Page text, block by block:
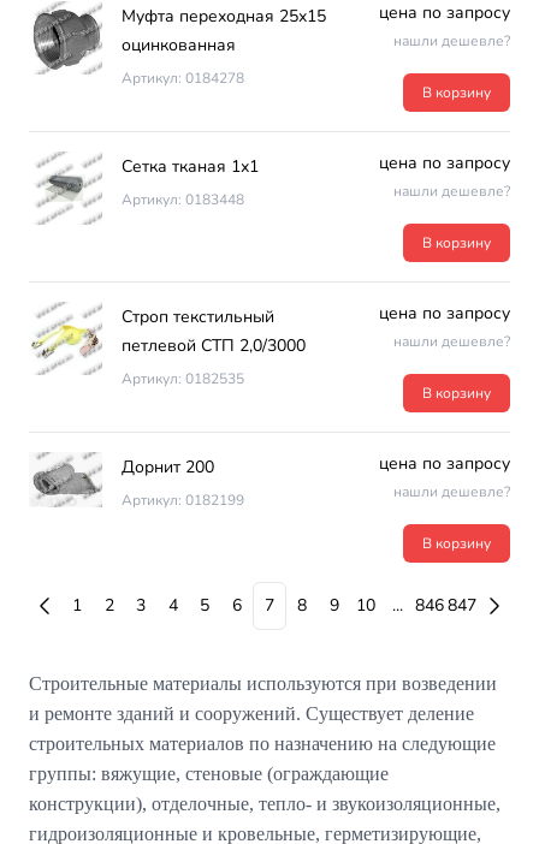
Муфта переходная 25х15
оцинкованная
Артикул: 0184278
цена по запросу
нашли дешевле?
В корзину
Сетка тканая 1х1
Артикул: 0183448
цена по запросу
нашли дешевле?
В корзину
Строп текстильный
петлевой СТП 2,0/3000
Артикул: 0182535
цена по запросу
нашли дешевле?
В корзину
Дорнит 200
Артикул: 0182199
цена по запросу
нашли дешевле?
В корзину
1 2 3 4 5 6 7 8 9 10 ... 846847
Строительные материалы используются при возведении
и ремонте зданий и сооружений. Существует деление
строительных материалов по назначению на следующие
группы: вяжущие, стеновые (ограждающие
конструкции), отделочные, тепло- и звукоизоляционные,
гидроизоляционные и кровельные, герметизирующие,